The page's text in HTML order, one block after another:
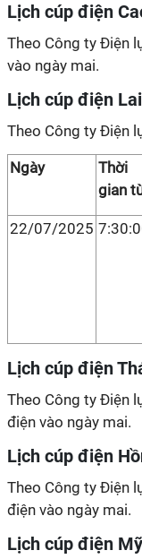
Lịch cúp điện
Theo Công ty Điện
vào ngày mai.
Lịch cúp điện
Theo Công ty Điện
Ngày
Thời
gian
22/07/2025
Lịch cúp điện
Theo Công ty Điện
điện vào ngày mai.
Lịch cúp điện
Theo Công ty Điện
điện vào ngày mai.
Lịch cúp điện